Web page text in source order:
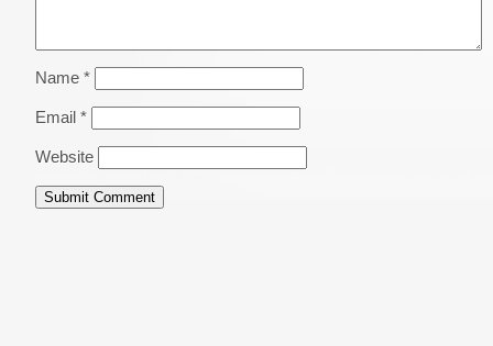
Name *
Email *
Website